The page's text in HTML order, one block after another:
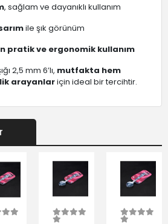
, sağlam ve dayanıklı kullanım
ile şık görünüm
pratik ve ergonomik kullanım
2,5 mm 6’lı, mutfakta hem
arayanlariçin ideal bir tercihtir.